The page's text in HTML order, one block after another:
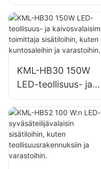
syväsäteilijävalaisin
sisätilojen
valaistukseen
tehtaissa,
KML-HB30 150W
LED-teollisuus- ja
kaivosvalaisimien
toimittaja
sisätiloihin, kuten
kuntosaleihin ja
varastoihin.